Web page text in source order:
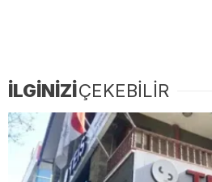
İLGİNİZİÇEKEBİLİR